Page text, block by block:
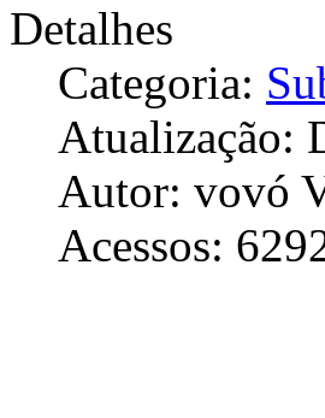
Detalhes
Categoria:
Atualização:
Autor: vovó
Acessos: